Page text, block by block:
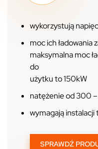
wykorzystują
moc ich ładowania
maksymalna moc
do
użytku to 150kW
natężenie od 300
wymagają
SPRAWDŹ